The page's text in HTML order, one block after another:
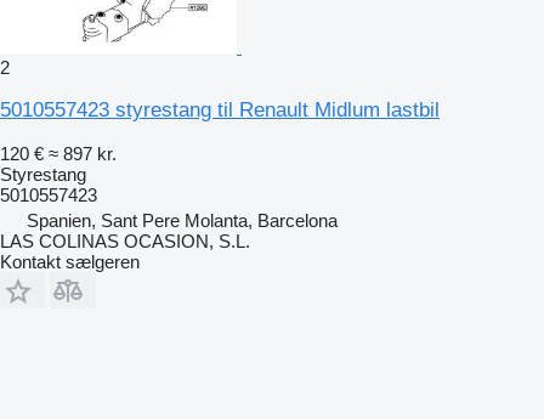
2
5010557423 styrestang til Renault Midlum lastbil
120 € ≈ 897 kr.
Styrestang
5010557423
Spanien, Sant Pere Molanta, Barcelona
LAS COLINAS OCASION, S.L.
Kontakt sælgeren